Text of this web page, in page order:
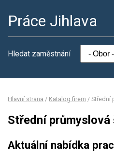
Práce Jihlava
Hledat zaměstnání
Hlavní strana / Katalog firem / Střední
Střední
Aktuální nabídka